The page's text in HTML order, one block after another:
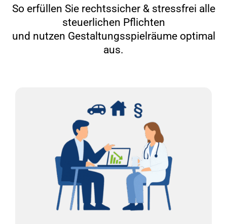
So erfüllen Sie rechtssicher & stressfrei alle
steuerlichen Pflichten
und nutzen Gestaltungsspielräume optimal
aus.
Zahlen Sie zu viel Steuern?
Die Rechtsformwahl, der Pkw, Investitionen - es gibt
viele Stellschrauben, die sich auf Ihre
Steuerbelastung auswirken. Unsere Experten
werfen mindestens einmal im Jahr einen Blick auf